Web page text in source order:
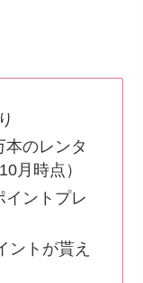
のレンタ
月時点）
イントプレ
ントが貰え